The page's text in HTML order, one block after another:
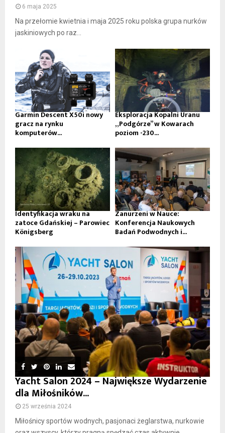
6 maja 2025
Na przełomie kwietnia i maja 2025 roku polska grupa nurków
jaskiniowych po raz...
Garmin Descent X50i nowy
gracz na rynku
komputerów...
Eksploracja Kopalni Uranu
„Podgórze” w Kowarach
poziom -230...
Identyfikacja wraku na
zatoce Gdańskiej – Parowiec
Königsberg
Zanurzeni w Nauce:
Konferencja Naukowych
Badań Podwodnych i...
Yacht Salon 2024 – Największe Wydarzenie
dla Miłośników...
25 września 2024
Miłośnicy sportów wodnych, pasjonaci żeglarstwa, nurkowie